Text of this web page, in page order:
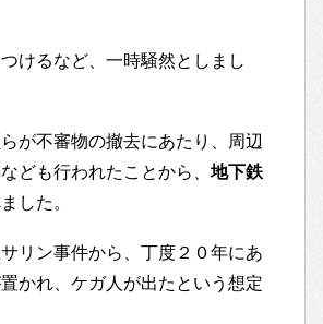
けるなど、一時騒然としまし
が不審物の撤去にあたり、周辺
ども行われたことから、 地下鉄
した。
リン事件から、丁度２０年にあ
かれ、ケガ人が出たという想定